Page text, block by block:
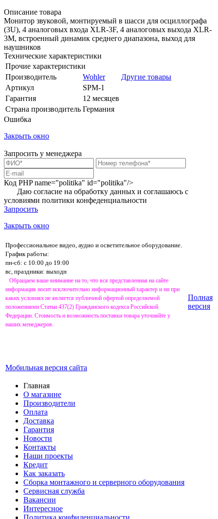
Описание товара
Монитор звуковой, монтируемый в шасси для осциллографа
(3U), 4 аналоговых входа XLR-3F, 4 аналоговых выхода XLR-
3M, встроенный динамик среднего диапазона, выход для
наушников
Технические характеристики
Прочие характеристики
Производитель
Wohler
Другие товары
Артикул
SPM-1
Гарантия
12 месяцев
Страна производитель Германия
Ошибка
Закрыть окно
Запросить у менеджера
Код PHPname="politika" id="politika"/>
Даю согласие на обработку данных и соглашаюсь с
условиями политики конфеденциальности
Запросить
Закрыть окно
Профессиональное видео, аудио и осветительное оборудование.
График работы:
пн-сб: с 10:00 до 19:00
вс, праздники: выходн
Обращаем ваше внимание на то, что вся представленная на сайте
информация носит исключительно информационный характер и ни при
каких условиях не является публичной офертой определяемой
положениями Статьи 437(2) Гражданского кодекса Российской
Федерации. Стоимость и возможность поставки товара уточняйте у
наших менеджеров.
Мобильная версия сайта
Полная
версия
Главная
О магазине
Производители
Оплата
Доставка
Гарантия
Новости
Контакты
Наши проекты
Кредит
Как заказать
Сборка монтажного и серверного оборудования
Сервисная служба
Вакансии
Интересное
Политика конфиденциальности